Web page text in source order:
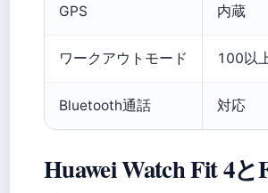
GPS 内蔵
ワークアウトモード 100以
Bluetooth通話 対応
Huawei Watch Fit 4